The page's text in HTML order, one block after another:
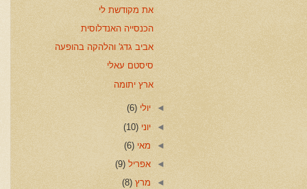
את מקודשת לי
הכנסייה האנדלוסית
אביב גדג' והלהקה בהופעה
סיסטם עאלי
ארץ יתומה
◄יולי(6)
◄יוני(10)
◄ מאי(6)
◄אפריל(9)
◄ מרץ(8)